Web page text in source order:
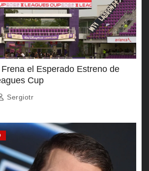
el Esperado Estreno de
Cup
Sergiotr